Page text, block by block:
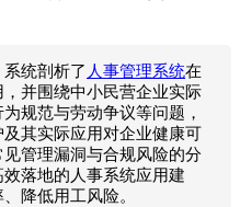
统剖析了 人事管理系统在
并围绕中小民营企业实际
规范与劳动争议等问题，
其实际应用对企业健康可
管理漏洞与合规风险的分
落地的人事系统应用建
降低用工风险。